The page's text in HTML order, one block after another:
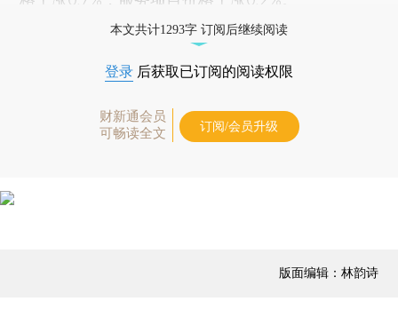
本文共计1293字 订阅后继续阅读
登录 后获取已订阅的阅读权限
财新通会员
可畅读全文
订阅/会员升级
版面编辑：林韵诗